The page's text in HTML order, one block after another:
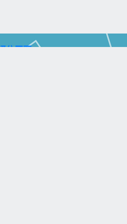
位置圖)